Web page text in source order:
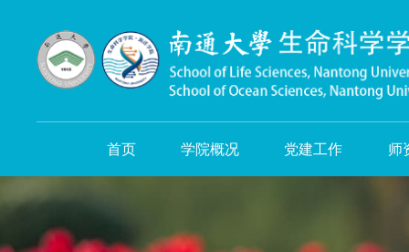
首页 学院概况 党建工作